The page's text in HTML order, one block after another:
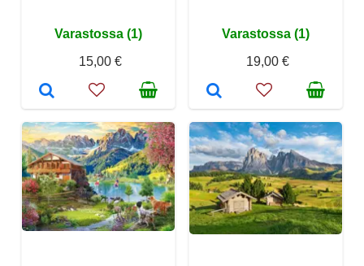
Varastossa (1)
15,00 €
Varastossa (1)
19,00 €